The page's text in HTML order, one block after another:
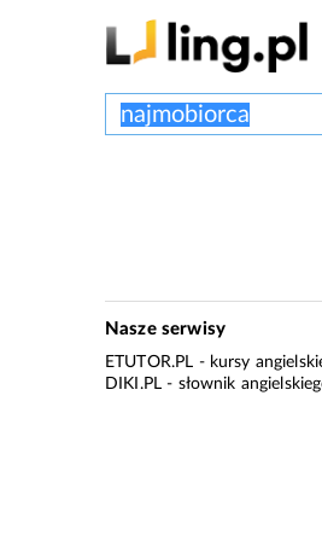
Nasze serwisy
ETUTOR.PL - kursy
DIKI.PL - słownik